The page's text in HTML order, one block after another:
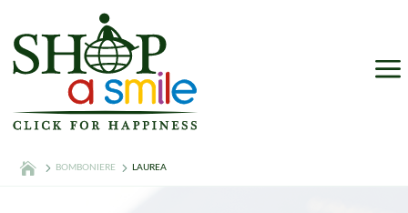
a
BOMBONIERE LAUREA